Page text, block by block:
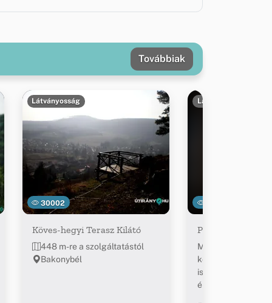
Továbbiak
30002
Látványosság
Köves-hegyi Terasz Kilátó
448 m-re a szolgáltatástól
Bakonybél
Látványosság
Pannon Csillagda
Magyarország
komplex
ismeretterjesztő
élménycentruma.